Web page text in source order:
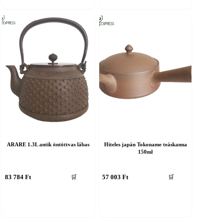
ARARE 1.3L antik öntöttvas lábas
83 784 Ft 🛒
Hiteles japán Tokoname teáskanna
150ml
57 003 Ft 🛒